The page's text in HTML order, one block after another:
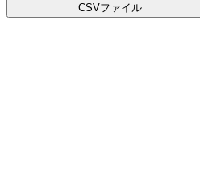
CSVファイル